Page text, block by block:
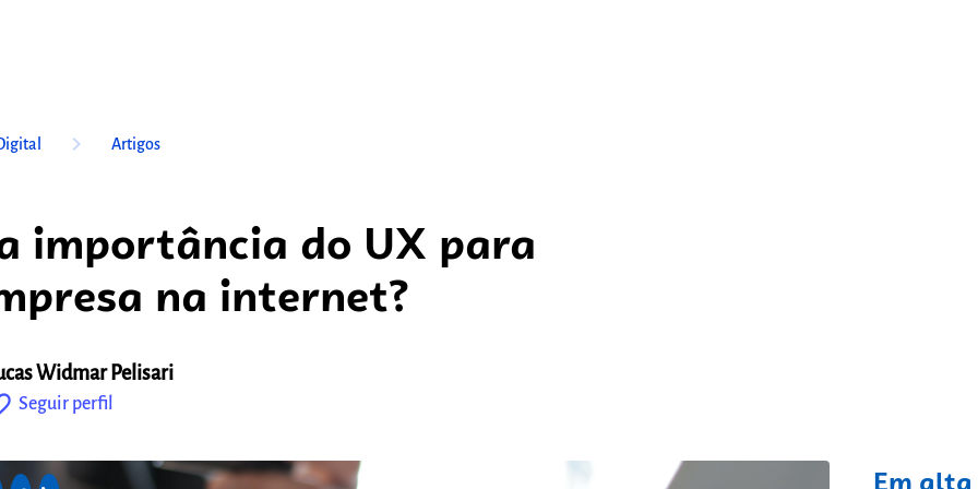
keyboard_arrow_right Artigos
importância do UX para
na internet?
Widmar Pelisari
Seguir perfil
fixo
Em alta